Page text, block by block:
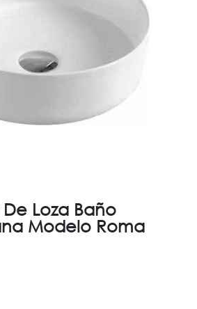
Loza Baño
Modelo Roma